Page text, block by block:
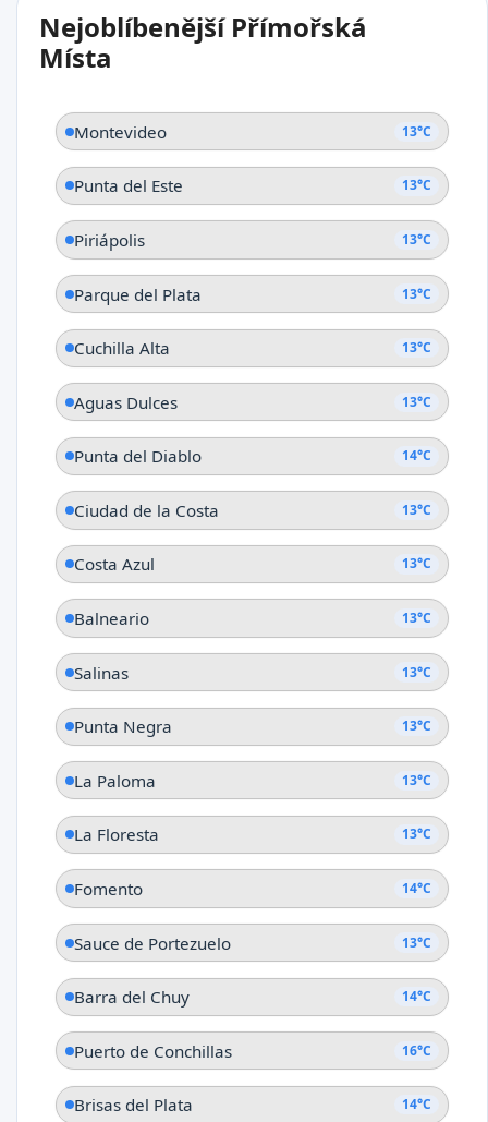
Brisas del Plata
Nejoblíbenější Přímořská
Místa
Montevideo 13°C
Punta del Este 13°C
Piriápolis 13°C
Parque del Plata 13°C
Cuchilla Alta 13°C
Aguas Dulces 13°C
Punta del Diablo 14°C
Ciudad de la Costa 13°C
Costa Azul 13°C
Balneario 13°C
Salinas 13°C
Punta Negra 13°C
La Paloma 13°C
La Floresta 13°C
Fomento 14°C
Sauce de Portezuelo 13°C
Barra del Chuy 14°C
Puerto de Conchillas 16°C
Brisas del Plata 14°C